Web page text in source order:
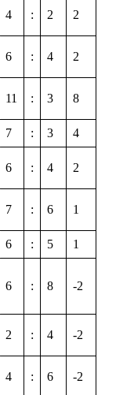
4 : 2 2
6 : 4 2
11 : 3 8
7 : 3 4
6 : 4 2
7 : 6 1
6 : 5 1
6 : 8 -2
2 : 4 -2
4 : 6 -2